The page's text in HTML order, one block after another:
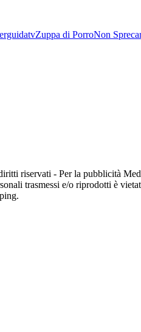
Zuppa di PorroNon
riservati - Per la pubblicità
trasmessi e/o riprodotti è